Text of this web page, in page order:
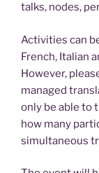
talks, nodes,
Activities can
French, Italian
However,
managed
only be able to
how many
simultaneous